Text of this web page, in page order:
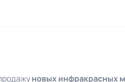
новых инфракрасных